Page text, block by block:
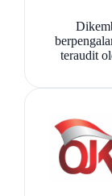
teraudit